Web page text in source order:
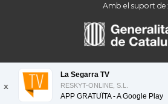
Amb el suport de:
x
La Segarra TV
RESKYT-ONLINE, S.L.
APP GRATUÏTA - AGoogle Play